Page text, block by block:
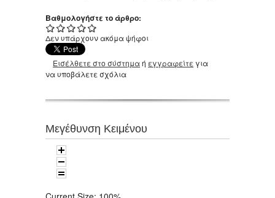
Βαθμολογήστε το άρθρο:
Δεν υπάρχουν ακόμα ψήφοι
Εισέλθετε στο σύστημαή εγγραφείτε για
να υποβάλετε σχόλια
Μεγέθυνση Κειμένου